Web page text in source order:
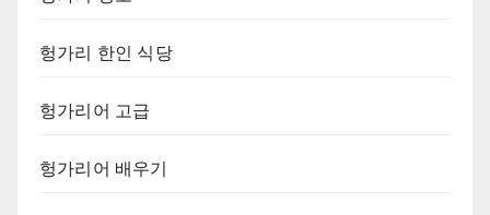
헝가리 한인 식당
헝가리어 고급
헝가리어 배우기